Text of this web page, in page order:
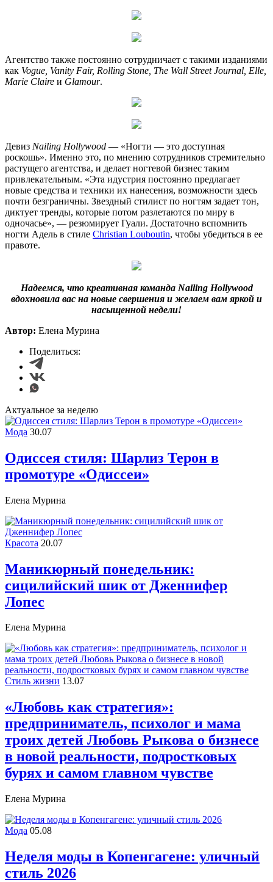
Агентство также постоянно сотрудничает с такими изданиями
как Vogue, Vanity Fair, Rolling Stone, The Wall Street Journal, Elle,
Marie Claire и Glamour.
Девиз Nailing Hollywood — «Ногти — это доступная
роскошь». Именно это, по мнению сотрудников стремительно
растущего агентства, и делает ногтевой бизнес таким
привлекательным. «Эта идустрия постоянно предлагает
новые средства и техники их нанесения, возможности здесь
почти безграничны. Звездный стилист по ногтям задает тон,
диктует тренды, которые потом разлетаются по миру в
одночасье», — резюмирует Гуали. Достаточно вспомнить
ногти Адель в стиле Christian Louboutin, чтобы убедиться в ее
правоте.
Надеемся, что креативная команда NailingHollywood
вдохновила вас на новые свершения и желаем вам яркой и
насыщенной недели!
Автор: Елена Мурина
Поделиться:
Актуальное за неделю
Мода 30.07
Одиссея стиля: Шарлиз Терон в
промотуре «Одиссеи»
Елена Мурина
Красота 20.07
Маникюрный понедельник:
сицилийский шик от Дженнифер
Лопес
Елена Мурина
Стиль жизни 13.07
«Любовь как стратегия»:
предприниматель, психолог и мама
троих детей Любовь Рыкова о бизнесе
в новой реальности, подростковых
бурях и самом главном чувстве
Елена Мурина
Мода 05.08
Неделя моды в Копенгагене: уличный
стиль 2026